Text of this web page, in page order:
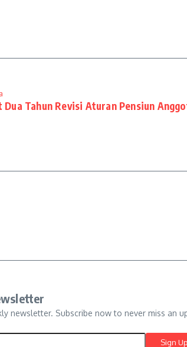
Tahun Revisi Aturan Pensiun
newsletter. Subscribe now to never miss an